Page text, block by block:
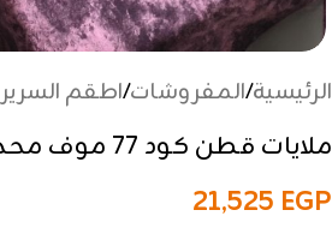
الرئيسية/المفروشات/اطقم السرير
ملايات قطن كود 77 موف محجر – 100 طقم
21,525 EGP